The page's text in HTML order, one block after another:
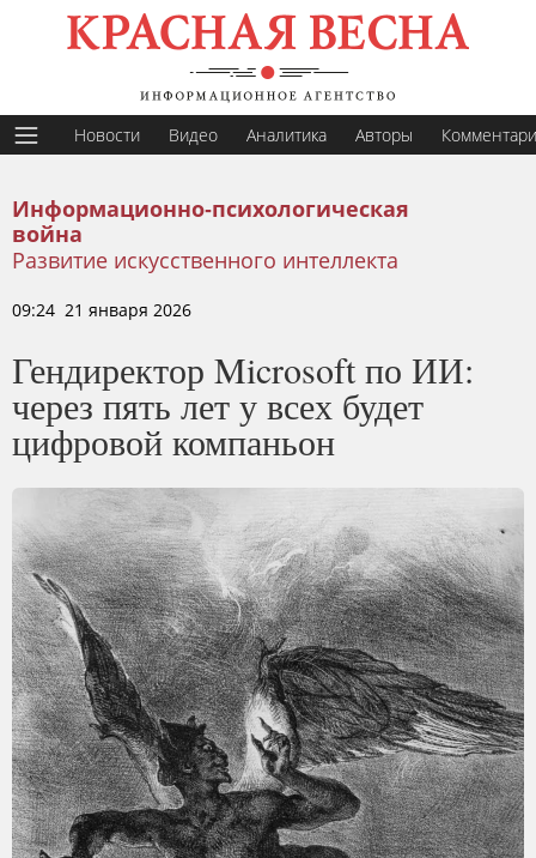
Новости Видео Аналитика Авторы
Информационно-психологическая
война
Развитие искусственного интеллекта
09:24 21 января 2026
Гендиректор Microsoft по ИИ:
через пять лет у всех будет
цифровой компаньон